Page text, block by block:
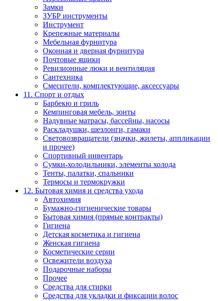
Замки
ЗУБР инструменты
Инструмент
Крепежные материалы
Мебельная фурнитура
Оконная и дверная фурнитура
Почтовые ящики
Ревизионные люки и вентиляция
Сантехника
Смесители, комплектующие, аксессуары
11. Спорт и отдых
Барбекю и гриль
Кемпинговая мебель, зонты
Надувные матрасы, бассейны, насосы
Раскладушки, шезлонги, гамаки
Световозвращатели (значки, жилеты, аппликации
и прочее)
Спортивный инвентарь
Сумки-холодильники, элементы холода
Тенты, палатки, спальники
Термосы и термокружки
12. Бытовая химия и средства ухода
Автохимия
Бумажно-гигиенические товары
Бытовая химия (прямые контракты)
Гигиена
Детская косметика и гигиена
Женская гигиена
Косметические серии
Освежители воздуха
Подарочные наборы
Прочее
Средства для стирки
Средства для укладки и фиксации волос